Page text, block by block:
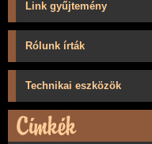
Link gyűjtemény
Rólunk írták
Technikai eszközök